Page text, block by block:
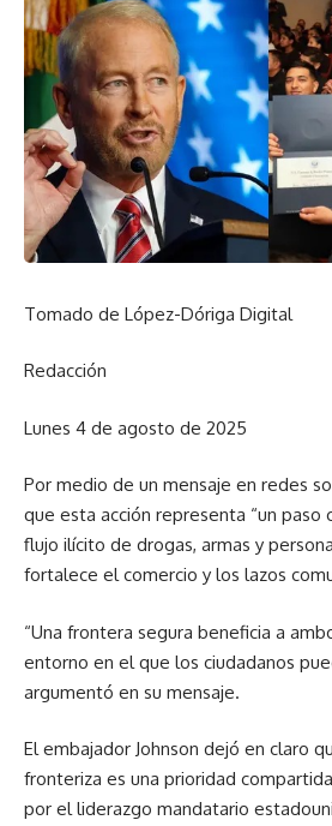
Tomado de López-Dóriga Digital
Redacción
Lunes 4 de agosto de 2025
Por medio de un mensaje en redes
que esta acción representa “un paso
flujo ilícito de drogas, armas y
fortalece el comercio y los lazos
“Una frontera segura beneficia a
entorno en el que los ciudadanos
argumentó en su mensaje.
El embajador Johnson dejó en claro
fronteriza es una prioridad
por el liderazgo mandatario